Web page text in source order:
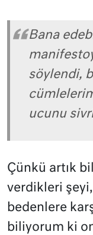
Bana
söylendi,
ucunu
Çünkü artık
verdikleri
bedenlere
biliyorum ki